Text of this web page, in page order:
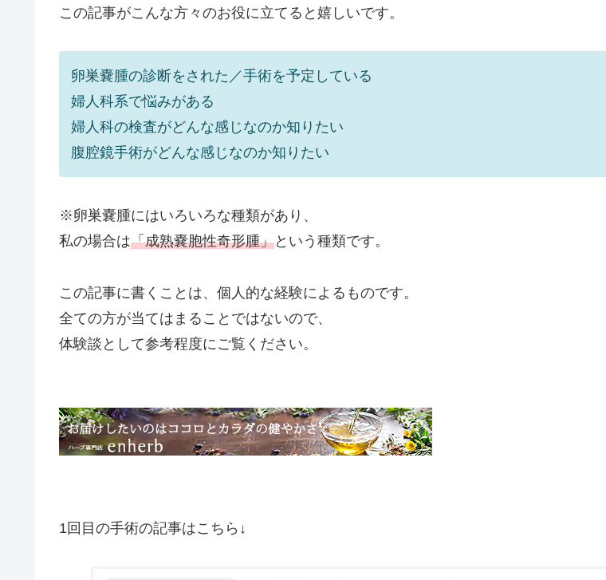
この記事がこんな方々のお役に立てると嬉しいです。
卵巣嚢腫の診断をされた／手術を予定している
婦人科系で悩みがある
婦人科の検査がどんな感じなのか知りたい
腹腔鏡手術がどんな感じなのか知りたい
※卵巣嚢腫にはいろいろな種類があり、
私の場合は「成熟嚢胞性奇形腫」という種類です。
この記事に書くことは、個人的な経験によるものです。
全ての方が当てはまることではないので、
体験談として参考程度にご覧ください。
1回目の手術の記事はこちら↓